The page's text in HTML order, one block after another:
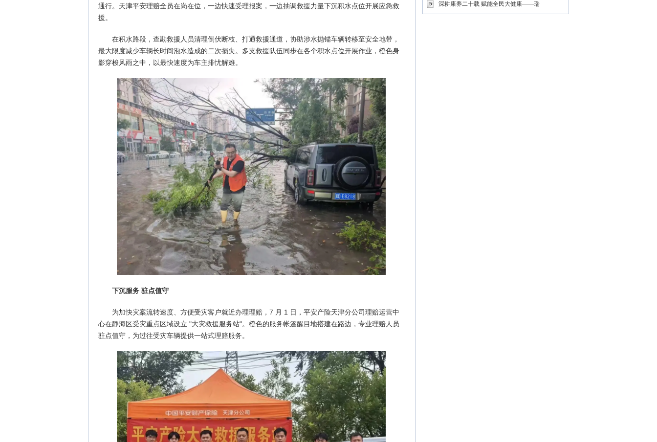
通行。天津平安理赔全员在岗在位，一边快速受理报案，一边抽调救援力量下沉积水点位开展应急救
援。
在积水路段，查勘救援人员清理倒伏断枝、打通救援通道，协助涉水抛锚车辆转移至安全地带，
最大限度减少车辆长时间泡水造成的二次损失。多支救援队伍同步在各个积水点位开展作业，橙色身
影穿梭风雨之中，以最快速度为车主排忧解难。
下沉服务 驻点值守
为加快灾案流转速度、方便受灾客户就近办理理赔，7 月 1 日，平安产险天津分公司理赔运营中
心在静海区受灾重点区域设立 "大灾救援服务站"。橙色的服务帐篷醒目地搭建在路边，专业理赔人员
驻点值守，为过往受灾车辆提供一站式理赔服务。
5 深耕康养二十载 赋能全民大健康——瑞